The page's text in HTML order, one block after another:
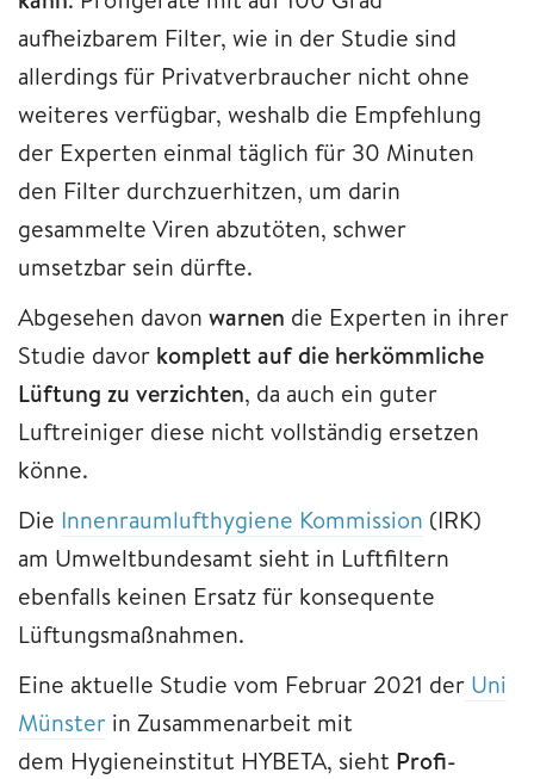
aufheizbarem Filter, wie in der Studie sind
allerdings für Privatverbraucher nicht ohne
weiteres verfügbar, weshalb die Empfehlung
der Experten einmal täglich für 30 Minuten
den Filter durchzuerhitzen, um darin
gesammelte Viren abzutöten, schwer
umsetzbar sein dürfte.
Abgesehen davon warnen die Experten in ihrer
Studie davor komplett auf die herkömmliche
Lüftung zu verzichten, da auch ein guter
Luftreiniger diese nicht vollständig ersetzen
könne.
Die Innenraumlufthygiene Kommission (IRK)
am Umweltbundesamt sieht in Luftfiltern
ebenfalls keinen Ersatz für konsequente
Lüftungsmaßnahmen.
Eine aktuelle Studie vom Februar 2021 der Uni
Münster in Zusammenarbeit mit
dem Hygieneinstitut HYBETA, sieht Profi-